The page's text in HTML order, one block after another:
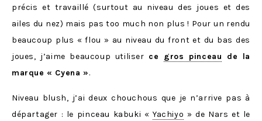
précis et travaillé (surtout au niveau des joues et des
ailes du nez) mais pas too much non plus ! Pour un rendu
beaucoup plus « flou » au niveau du front et du bas des
joues, j’aime beaucoup utiliser ce gros pinceau de la
marque « Cyena ».
Niveau blush, j’ai deux chouchous que je n’arrive pas à
départager : le pinceau kabuki «Yachiyo » de Nars et le